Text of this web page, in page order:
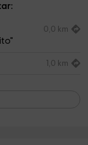
0,0 km
1,0 km